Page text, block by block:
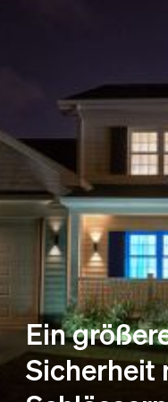
Ein
Sicherheit